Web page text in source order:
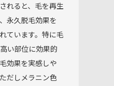
れると、毛を再生
永久脱毛効果を
ています。特に毛
い部位に効果的
効果を実感しや
だしメラニン色